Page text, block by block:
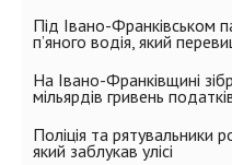
Під Івано-Франківськом
п’яного водія, який
На Івано-Франківщині
мільярдів гривень
Поліція та рятувальники
який заблукав улісі